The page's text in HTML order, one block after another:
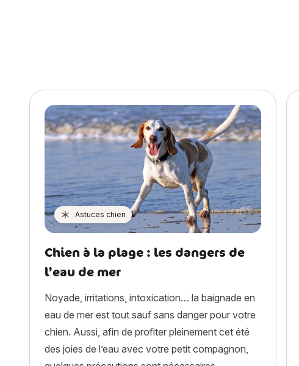
Astuces chien
Chien à la plage : les dangers de
l’eau de mer
Noyade, irritations, intoxication… la baignade en
eau de mer est tout sauf sans danger pour votre
chien. Aussi, afin de profiter pleinement cet été
des joies de l’eau avec votre petit compagnon,